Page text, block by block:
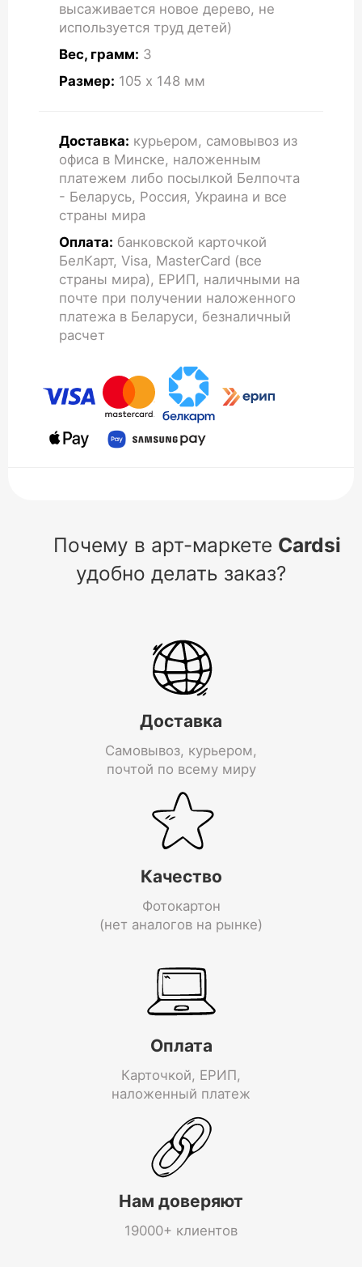
высаживается новое дерево, не
используется труд детей)
Вес, грамм: 3
Размер: 105 x 148 мм
Доставка: курьером, самовывоз из
офиса в Минске, наложенным
платежем либо посылкой Белпочта
- Беларусь, Россия, Украина и все
страны мира
Оплата: банковской карточкой
БелКарт, Visa, MasterCard (все
страны мира), ЕРИП, наличными на
почте при получении наложенного
платежа в Беларуси, безналичный
расчет
Почему в арт-маркете Cardsi
удобно делать заказ?
Доставка
Самовывоз, курьером,
почтой по всему миру
Качество
Фотокартон
(нет аналогов на рынке)
Оплата
Карточкой, ЕРИП,
наложенный платеж
Нам доверяют
19000+ клиентов